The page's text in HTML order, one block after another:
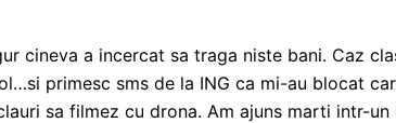
cineva a incercat sa traga niste bani. Caz
primesc sms de la ING ca mi-au blocat
sa filmez cu drona. Am ajuns marti intr-un